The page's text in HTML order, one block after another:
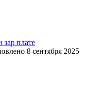
зар плате
8 сентября 2025